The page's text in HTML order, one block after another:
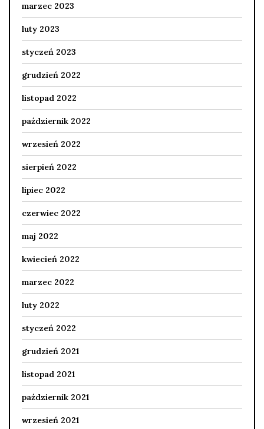
marzec 2023
luty 2023
styczeń 2023
grudzień 2022
listopad 2022
październik 2022
wrzesień 2022
sierpień 2022
lipiec 2022
czerwiec 2022
maj 2022
kwiecień 2022
marzec 2022
luty 2022
styczeń 2022
grudzień 2021
listopad 2021
październik 2021
wrzesień 2021